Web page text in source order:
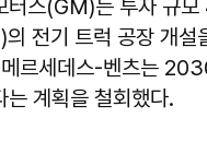
터스(GM)는 투자 규
전기 트럭 공장 개설
르세데스-벤츠는
는 계획을 철회했다.